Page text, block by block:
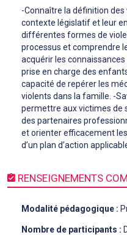
-Connaître la définition
contexte législatif et leur
différentes formes de
processus et comprendre
acquérir les
prise en charge des
capacité de repérer les
violents dans la famille. -
permettre aux victimes de
des partenaires
et orienter efficacement
d’un plan d’action
RENSEIGNEMENTS
Modalité pédagogique :
Nombre de participants :